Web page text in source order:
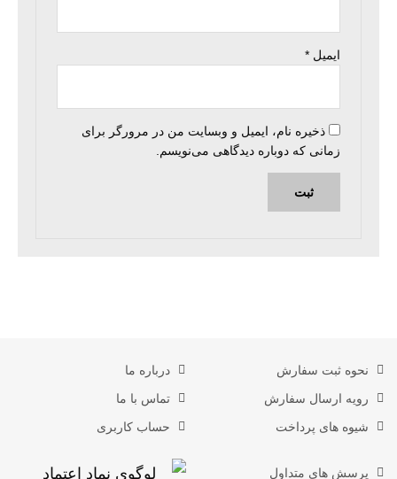
ایمیل*
ذخیره نام، ایمیل و وبسایت من در مرورگر برای
زمانی که دوباره دیدگاهی می‌نویسم.
نحوه ثبت سفارش
رویه ارسال سفارش
شیوه های پرداخت
درباره ما
تماس با ما
حساب کاربری
پرسش های متداول